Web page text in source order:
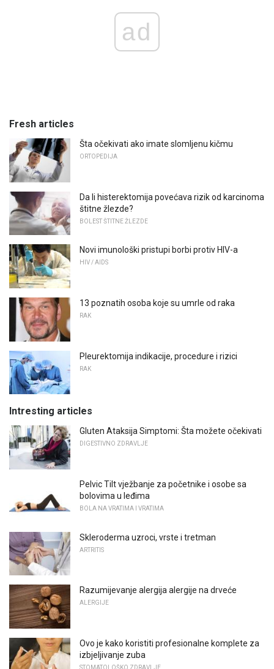
ad
Fresh articles
Šta očekivati ​​ako imate slomljenu kičmu
ORTOPEDIJA
Da li histerektomija povećava rizik od karcinoma
štitne žlezde?
BOLEST ŠTITNE ŽLEZDE
Novi imunološki pristupi borbi protiv HIV-a
HIV / AIDS
13 poznatih osoba koje su umrle od raka
RAK
Pleurektomija indikacije, procedure i rizici
RAK
Intresting articles
Gluten Ataksija Simptomi: Šta možete očekivati
DIGESTIVNO ZDRAVLJE
Pelvic Tilt vježbanje za početnike i osobe sa
bolovima u leđima
BOLA NA VRATIMA I VRATIMA
Skleroderma uzroci, vrste i tretman
ARTRITIS
Razumijevanje alergija alergije na drveće
ALERGIJE
Ovo je kako koristiti profesionalne komplete za
izbjeljivanje zuba
STOMATOLOŠKO ZDRAVLJE